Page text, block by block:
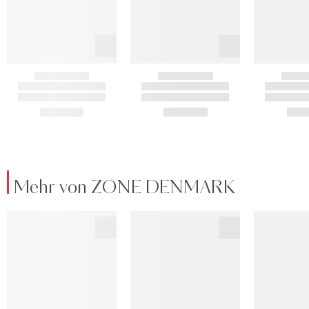
Mehr von ZONE DENMARK